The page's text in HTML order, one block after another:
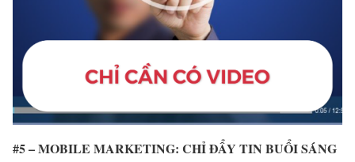
#5 – MOBILE MARKETING: CHỈ ĐẨY TIN BUỔI SÁNG